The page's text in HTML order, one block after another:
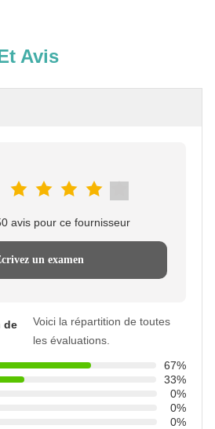
Avis
avis pour ce fournisseur
un examen
de
Voici la répartition de toutes
les évaluations.
67%
33%
0%
0%
0%